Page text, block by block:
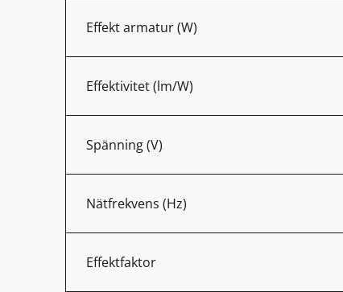
Effekt armatur (W)
Effektivitet (lm/W)
Spänning (V)
Nätfrekvens (Hz)
Effektfaktor